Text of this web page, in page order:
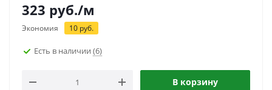
323 руб./м
Экономия 10 руб.
Есть в наличии (6)
В корзину